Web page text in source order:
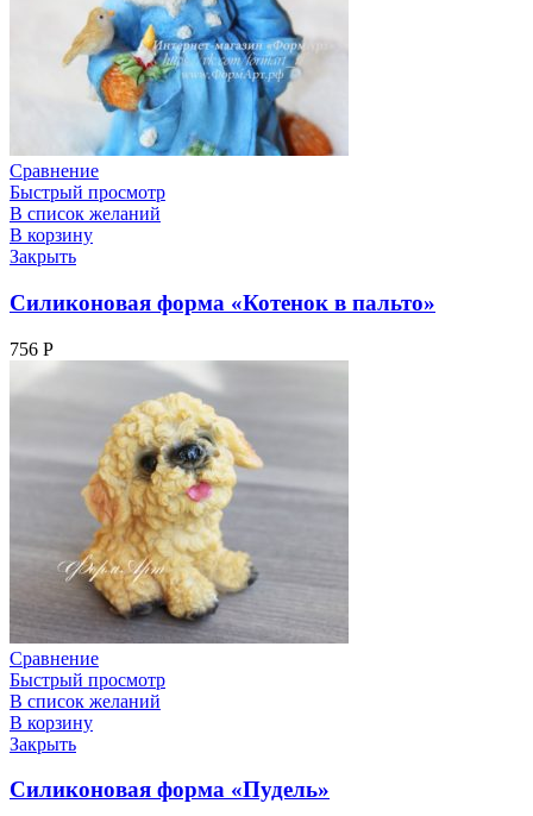
Сравнение
Быстрый просмотр
В список желаний
В корзину
Закрыть
Силиконовая форма «Котенок в пальто»
756 Р
Сравнение
Быстрый просмотр
В список желаний
В корзину
Закрыть
Силиконовая форма «Пудель»